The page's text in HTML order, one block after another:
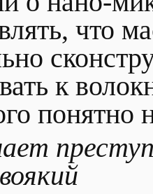
что
к
понятно